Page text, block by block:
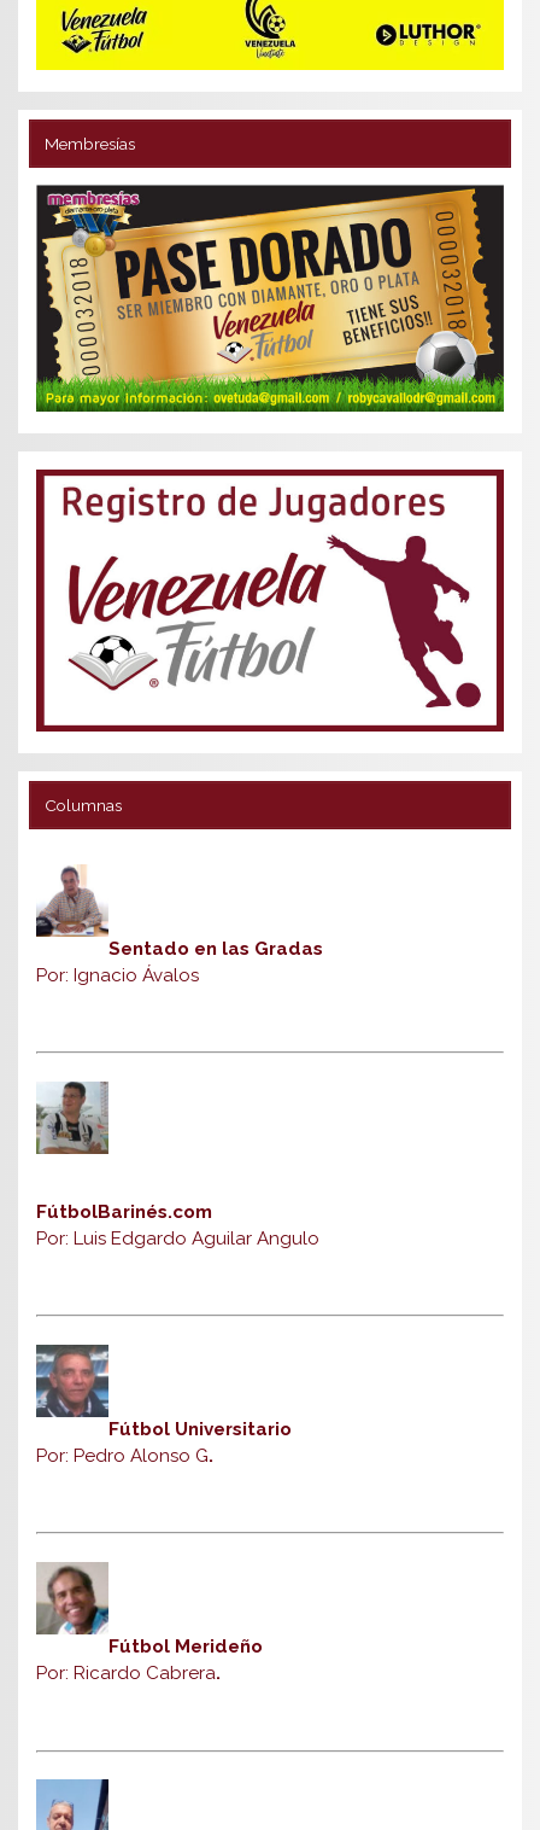
Membresías
Columnas
Sentado en las Gradas
Por: Ignacio Ávalos
FútbolBarinés.com
Por: Luis Edgardo Aguilar Angulo
Fútbol Universitario
Por: Pedro Alonso G.
Fútbol Merideño
Por: Ricardo Cabrera.